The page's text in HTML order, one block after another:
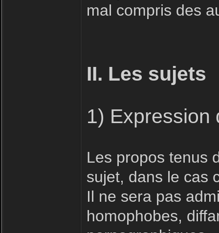
mal compris des
II. Les sujets
1) Expression
Les propos tenus
sujet, dans le cas
Il ne sera pas
homophobes,